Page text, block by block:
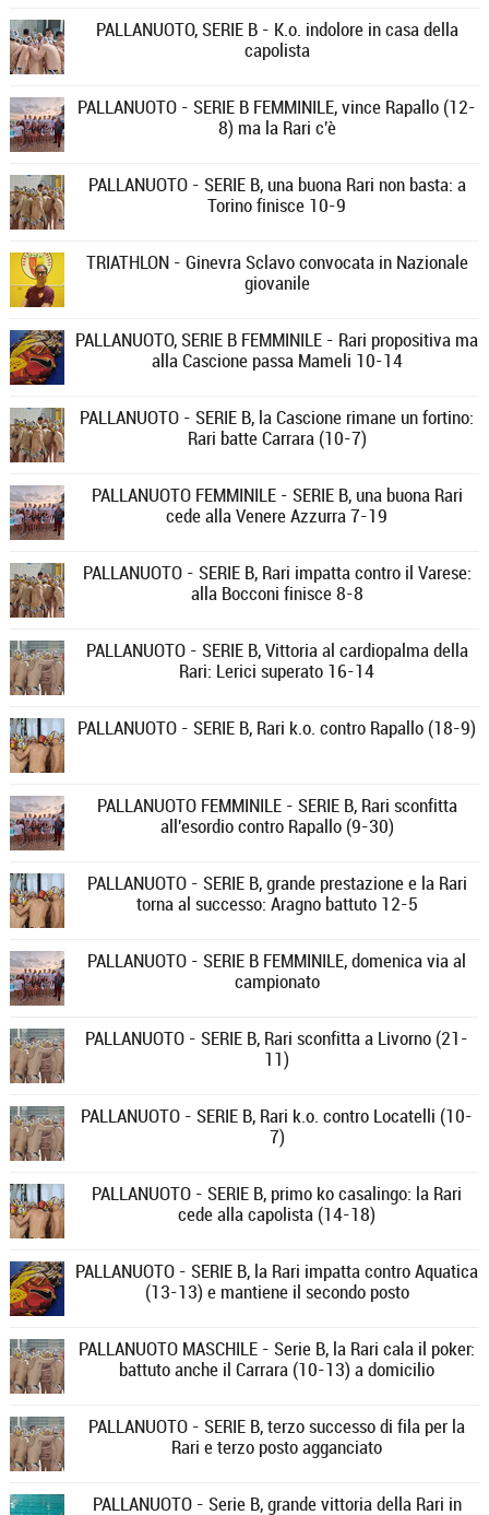
PALLANUOTO, SERIE B - K.o. indolore in casa della
capolista
PALLANUOTO - SERIE B FEMMINILE, vince Rapallo (12-
8) ma la Rari c'è
PALLANUOTO - SERIE B, una buona Rari non basta: a
Torino finisce 10-9
TRIATHLON - Ginevra Sclavo convocata in Nazionale
giovanile
PALLANUOTO, SERIE B FEMMINILE - Rari propositiva ma
alla Cascione passa Mameli 10-14
PALLANUOTO - SERIE B, la Cascione rimane un fortino:
Rari batte Carrara (10-7)
PALLANUOTO FEMMINILE - SERIE B, una buona Rari
cede alla Venere Azzurra 7-19
PALLANUOTO - SERIE B, Rari impatta contro il Varese:
alla Bocconi finisce 8-8
PALLANUOTO - SERIE B, Vittoria al cardiopalma della
Rari: Lerici superato 16-14
PALLANUOTO - SERIE B, Rari k.o. contro Rapallo (18-9)
PALLANUOTO FEMMINILE - SERIE B, Rari sconfitta
all'esordio contro Rapallo (9-30)
PALLANUOTO - SERIE B, grande prestazione e la Rari
torna al successo: Aragno battuto 12-5
PALLANUOTO - SERIE B FEMMINILE, domenica via al
campionato
PALLANUOTO - SERIE B, Rari sconfitta a Livorno (21-
11)
PALLANUOTO - SERIE B, Rari k.o. contro Locatelli (10-
7)
PALLANUOTO - SERIE B, primo ko casalingo: la Rari
cede alla capolista (14-18)
PALLANUOTO - SERIE B, la Rari impatta contro Aquatica
(13-13) e mantiene il secondo posto
PALLANUOTO MASCHILE - Serie B, la Rari cala il poker:
battuto anche il Carrara (10-13) a domicilio
PALLANUOTO - SERIE B, terzo successo di fila per la
Rari e terzo posto agganciato
PALLANUOTO - Serie B, grande vittoria della Rari in